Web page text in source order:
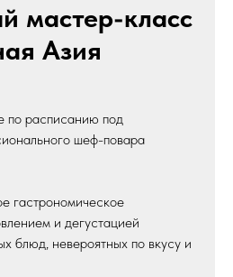
мастер-класс
Азия
по расписанию под
шеф-повара
гастрономическое
и дегустацией
блюд, невероятных по вкусу и